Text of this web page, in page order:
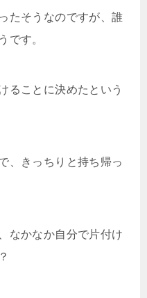
たそうなのですが、誰
です。
ることに決めたという
、きっちりと持ち帰っ
なかなか自分で片付け